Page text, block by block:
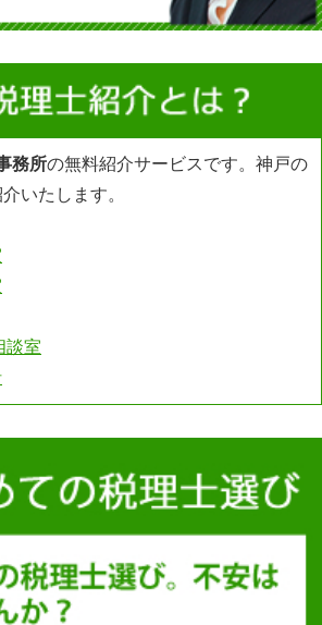
務所の無料紹介サービスです。神戸の
いたします。
談室